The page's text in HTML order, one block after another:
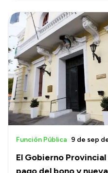
El Gobierno
Función Pública 9 de sep